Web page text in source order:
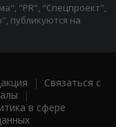
"PR", "Спецпроект",
публикуются на
| Связаться с
|
в сфере